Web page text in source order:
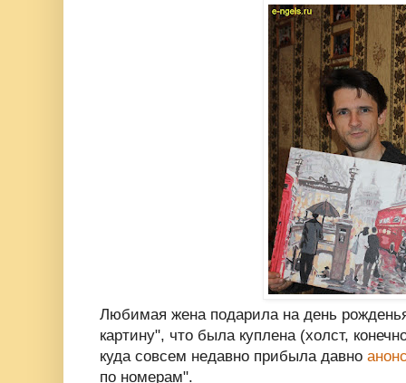
Любимая жена подарила на день
картину", что была куплена (холст,
куда совсем недавно прибыла давно
по номерам".